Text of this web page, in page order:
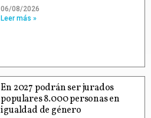
06/08/2026
Leer más »
En 2027 podrán ser jurados
populares 8.000 personas en
igualdad de género